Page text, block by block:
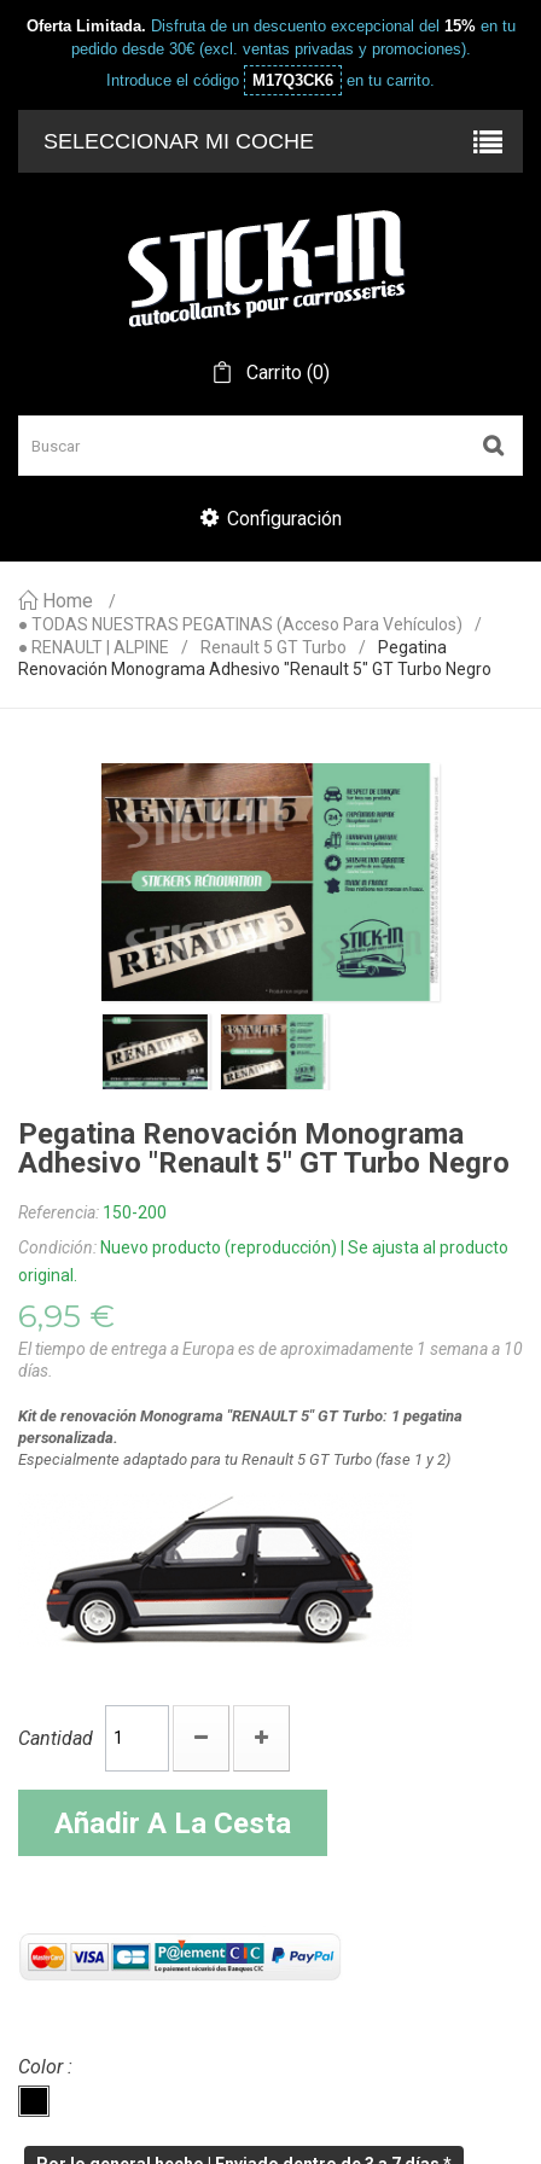
Oferta Limitada. Disfruta de un descuento excepcional del 15%en tu
pedido desde 30€ (excl. ventas privadas y promociones).
Introduce el código
M17Q3CK6 en tu carrito.
SELECCIONAR MI COCHE
Carrito (0)
Configuración
Home
● TODAS NUESTRAS PEGATINAS (acceso Para Vehículos)
● RENAULT | ALPINE
Renault 5 GT Turbo
Pegatina
Renovación Monograma Adhesivo "Renault 5" GT Turbo Negro
Pegatina Renovación Monograma
Adhesivo "Renault 5" GT Turbo Negro
Referencia: 150-200
Condición: Nuevo producto (reproducción) | Se ajusta al producto
original.
6,95 €
El tiempo de entrega a Europa es de aproximadamente 1 semana a 10
días.
Kit de renovación Monograma "RENAULT 5" GT Turbo: 1 pegatina
personalizada.
Especialmente adaptado para tu Renault 5 GT Turbo (fase 1 y 2)
Cantidad
Añadir A La Cesta
Color :